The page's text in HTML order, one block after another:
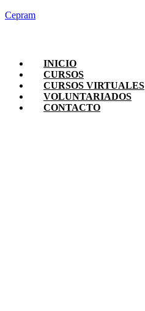
Cepram
INICIO
CURSOS
CURSOS VIRTUALES
VOLUNTARIADOS
CONTACTO